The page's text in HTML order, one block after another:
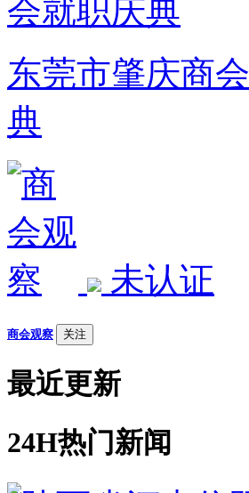
东莞市肇庆商
典
未认证
商会观察 关注
最近更新
24H热门新闻